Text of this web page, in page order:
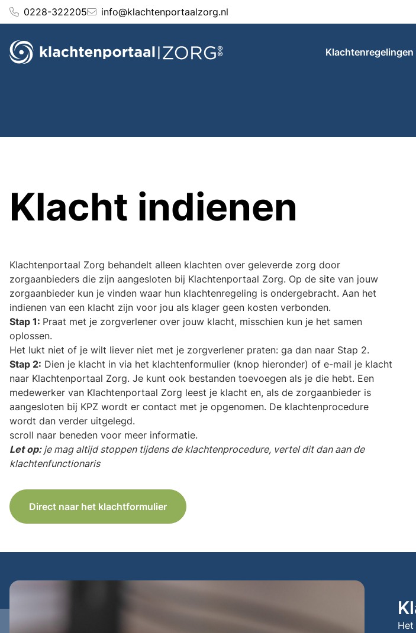
Ga
naar
inhoud
0228-322205 info@klachtenportaalzorg.nl
Klachtenregelingen
Klacht indienen
Klachtenportaal Zorg behandelt alleen klachten over geleverde zorg door
zorgaanbieders die zijn aangesloten bij Klachtenportaal Zorg. Op de site van jouw
zorgaanbieder kun je vinden waar hun klachtenregeling is ondergebracht. Aan het
indienen van een klacht zijn voor jou als klager geen kosten verbonden.
Stap 1: Praat met je zorgverlener over jouw klacht, misschien kun je het samen
oplossen.
Het lukt niet of je wilt liever niet met je zorgverlener praten: ga dan naar Stap 2.
Stap 2: Dien je klacht in via het klachtenformulier (knop hieronder) of e-mail je klacht
naar Klachtenportaal Zorg. Je kunt ook bestanden toevoegen als je die hebt. Een
medewerker van Klachtenportaal Zorg leest je klacht en, als de zorgaanbieder is
aangesloten bij KPZ wordt er contact met je opgenomen. De klachtenprocedure
wordt dan verder uitgelegd.
scroll naar beneden voor meer informatie.
Let op:je mag altijd stoppen tijdens de klachtenprocedure, vertel dit dan aan de
klachtenfunctionaris
Direct naar het klachtformulier